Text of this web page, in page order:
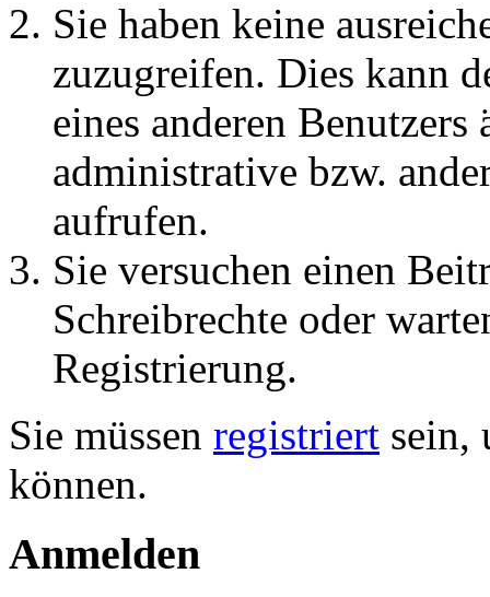
Sie haben keine
zuzugreifen. Dies kann
eines anderen
administrative bzw.
aufrufen.
Sie versuchen einen
Schreibrechte oder
Registrierung.
Sie müssen registriert sein,
können.
Anmelden